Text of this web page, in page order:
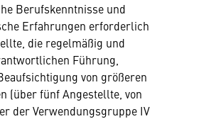
Berufskenntnisse und
Erfahrungen erforderlich
die regelmäßig und
Führung,
von größeren
(über fünf Angestellte, von
der Verwendungsgruppe IV